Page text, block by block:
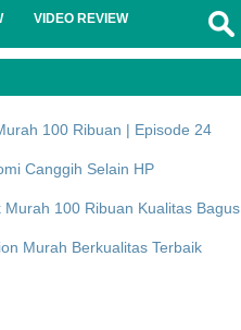
VIDEO REVIEW
100 Ribuan | Episode 24
Canggih Selain HP
Murah 100 Ribuan Kualitas Bagus
Murah Berkualitas Terbaik